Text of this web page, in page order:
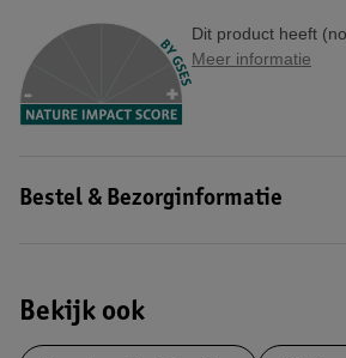
Dit product heeft
Meer informatie
Bestel & Bezorginformatie
Bekijk ook